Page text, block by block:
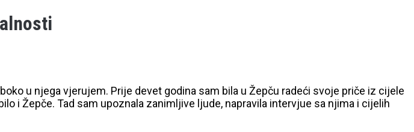
u njega vjerujem. Prije devet godina sam bila u Žepču radeći svoje priče iz cijele
i Žepče. Tad sam upoznala zanimljive ljude, napravila intervjue sa njima i cijelih